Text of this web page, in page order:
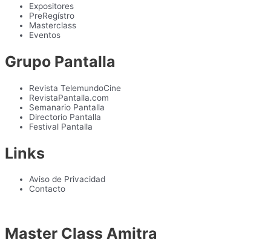
Expositores
PreRegístro
Masterclass
Eventos
Grupo Pantalla
Revista TelemundoCine
RevistaPantalla.com
Semanario Pantalla
Directorio Pantalla
Festival Pantalla
Links
Aviso de Privacidad
Contacto
Master Class Amitra